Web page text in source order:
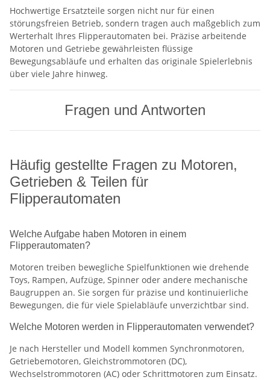
Hochwertige Ersatzteile sorgen nicht nur für einen
störungsfreien Betrieb, sondern tragen auch maßgeblich zum
Werterhalt Ihres Flipperautomaten bei. Präzise arbeitende
Motoren und Getriebe gewährleisten flüssige
Bewegungsabläufe und erhalten das originale Spielerlebnis
über viele Jahre hinweg.
Fragen und Antworten
Häufig gestellte Fragen zu Motoren,
Getrieben & Teilen für
Flipperautomaten
Welche Aufgabe haben Motoren in einem
Flipperautomaten?
Motoren treiben bewegliche Spielfunktionen wie drehende
Toys, Rampen, Aufzüge, Spinner oder andere mechanische
Baugruppen an. Sie sorgen für präzise und kontinuierliche
Bewegungen, die für viele Spielabläufe unverzichtbar sind.
Welche Motoren werden in Flipperautomaten verwendet?
Je nach Hersteller und Modell kommen Synchronmotoren,
Getriebemotoren, Gleichstrommotoren (DC),
Wechselstrommotoren (AC) oder Schrittmotoren zum Einsatz.